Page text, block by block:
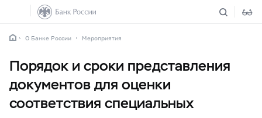
О Банке России Мероприятия
Порядок и сроки представления
документов для оценки
соответствия специальных